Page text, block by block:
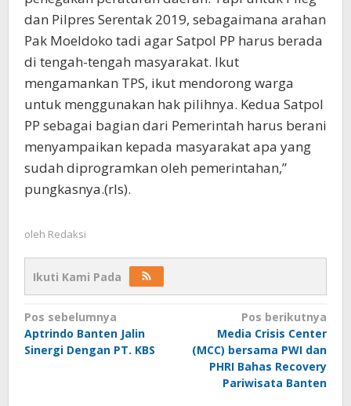
dan Pilpres Serentak 2019, sebagaimana arahan
Pak Moeldoko tadi agar Satpol PP harus berada
di tengah-tengah masyarakat. Ikut
mengamankan TPS, ikut mendorong warga
untuk menggunakan hak pilihnya. Kedua Satpol
PP sebagai bagian dari Pemerintah harus berani
menyampaikan kepada masyarakat apa yang
sudah diprogramkan oleh pemerintahan,”
pungkasnya.(rls).
oleh Redaksi
Ikuti Kami Pada
Navigasi
pos
Pos sebelumnya
Aptrindo Banten Jalin
Sinergi Dengan PT. KBS
Pos berikutnya
Media Crisis Center
(MCC) bersama PWI dan
PHRI Bahas Recovery
Pariwisata Banten